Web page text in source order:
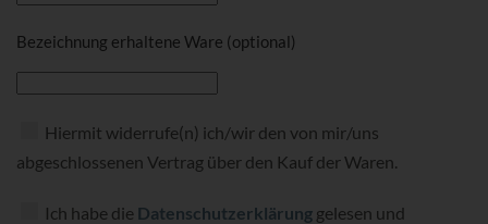
Bezeichnung erhaltene Ware (optional)
Hiermit widerrufe(n) ich/wir den von mir/uns
abgeschlossenen Vertrag über den Kauf der Waren.
Ich habe die Datenschutzerklärung gelesen und